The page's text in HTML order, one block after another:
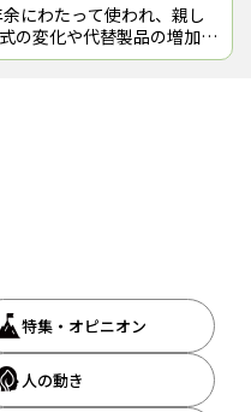
にわたって使われ、親し
の変化や代替製品の増加
量器としてのニーズはほぼ
特集・オピニオン
人の動き